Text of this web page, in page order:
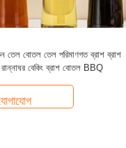
তেল বোতল তেল পরিমাণগত ব্রাশ ব্রাশ
বেকিং ব্রাশ বোতল BBQ